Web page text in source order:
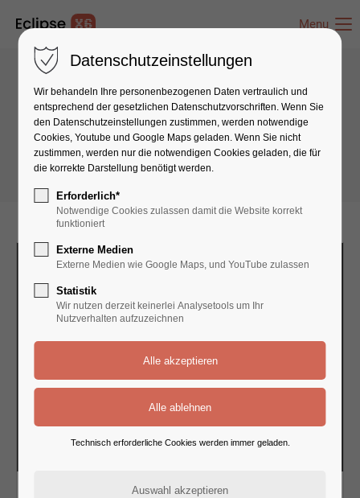
Menu
Boxes & Icons
Productbox
Datenschutzeinstellungen
Wir behandeln Ihre personenbezogenen Daten vertraulich und
entsprechend der gesetzlichen Datenschutz­vorschriften. Wenn Sie
den Datenschutzeinstellungen zustimmen, werden notwendige
Cookies, Youtube und Google Maps geladen. Wenn Sie nicht
zustimmen, werden nur die notwendigen Cookies geladen, die für
die korrekte Darstellung benötigt werden.
Erforderlich*
Notwendige Cookies zulassen damit die Website korrekt
funktioniert
Externe Medien
Externe Medien wie Google Maps, und YouTube zulassen
Statistik
Wir nutzen derzeit keinerlei Analysetools um Ihr
Nutzverhalten aufzuzeichnen
Technisch erforderliche Cookies werden immer geladen.